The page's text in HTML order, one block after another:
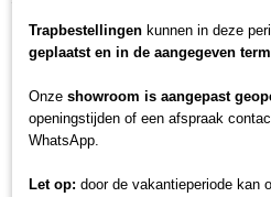
Trapbestellingen kunnen in deze
geplaatst en in de aangegeven
Onze showroom is aangepast
openingstijden of een afspraak
WhatsApp.
Let op: door de vakantieperiode kan